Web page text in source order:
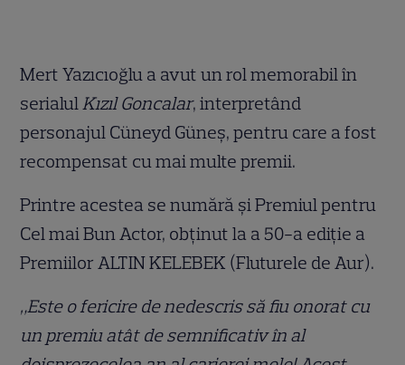
Mert Yazıcıoğlu a avut un rol memorabil în
serialul Kızıl Goncalar, interpretând
personajul Cüneyd Güneş, pentru care a fost
recompensat cu mai multe premii.
Printre acestea se numără și Premiul pentru
Cel mai Bun Actor, obținut la a 50-a ediție a
Premiilor ALTIN KELEBEK (Fluturele de Aur).
„Este o fericire de nedescris să fiu onorat cu
un premiu atât de semnificativ în al